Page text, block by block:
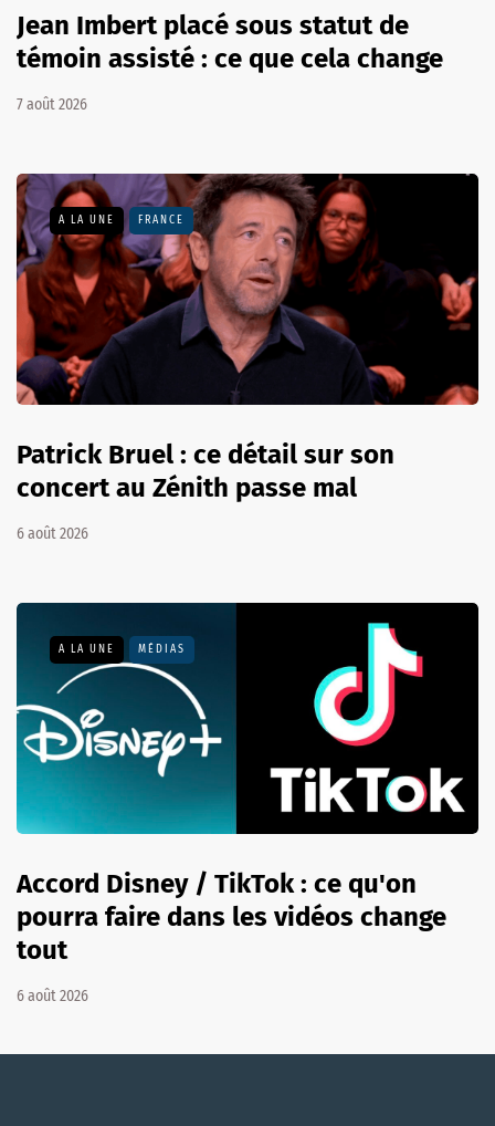
Jean Imbert placé sous statut de
témoin assisté : ce que cela change
7 août 2026
A LA UNE FRANCE
Patrick Bruel : ce détail sur son
concert au Zénith passe mal
6 août 2026
A LA UNE MÉDIAS
Accord Disney / TikTok : ce qu'on
pourra faire dans les vidéos change
tout
6 août 2026